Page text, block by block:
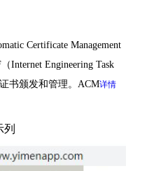
Certificate Management
Internet Engineering Task
书颁发和管理。ACM详情
列